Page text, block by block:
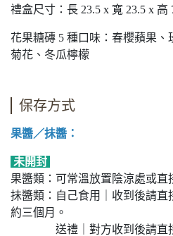
禮盒尺寸：長 23.5 x 寬 23.5 x 高
花果糖磚 5 種口味：春櫻蘋果
菊花、冬瓜檸檬
保存方式
果醬／抺醬：
未開封
果醬類：可常溫放置陰涼處或直
抺醬類：自己食用｜收到後請
約三個月。
送禮｜對方收到後請直接